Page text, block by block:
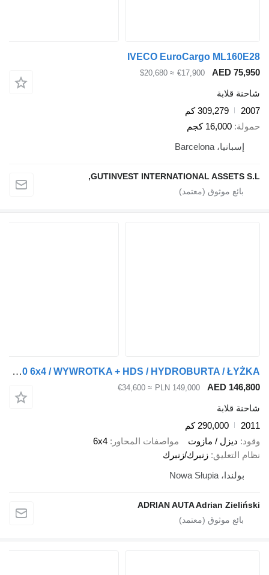
IVECO EuroCargo
AED
€17,900
≈ $20,680
قلابة
309,279 كم
16,000 كجم
إسبانيا، Barcelona
GUTINVEST INTERNATIONAL ASSETS
Renault LANDER 430 6x4 / WYWROTKA + HDS / HYDROBURTA / ŁYŻKA
AED
PLN 149,000
≈ €34,600
قلابة
290,000 كم
ديزل / مازوت مواصفات المحاور 6x4
التعليق زنبرك/زنبرك
بولندا، Nowa Słupia
ADRIAN AUTA Adrian